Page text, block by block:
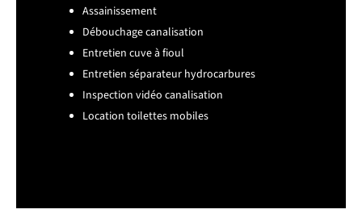
Assainissement
Débouchage canalisation
Entretien cuve à fioul
Entretien séparateur hydrocarbures
Inspection vidéo canalisation
Location toilettes mobiles